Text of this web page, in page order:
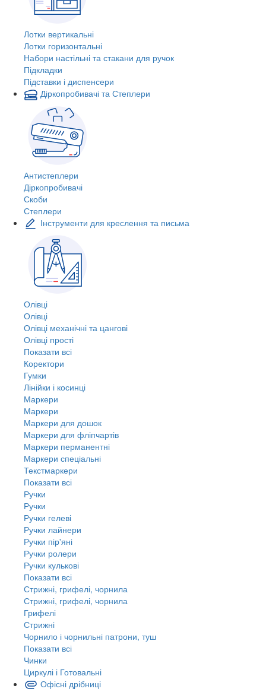
Лотки вертикальні
Лотки горизонтальні
Набори настільні та стакани для ручок
Підкладки
Підставки і диспенсери
Діркопробивачі та Степлери
Антистеплери
Діркопробивачі
Скоби
Степлери
Інструменти для креслення та письма
Олівці
Олівці
Олівці механічні та цангові
Олівці прості
Показати всі
Коректори
Гумки
Лінійки і косинці
Маркери
Маркери
Маркери для дошок
Маркери для фліпчартів
Маркери перманентні
Маркери спеціальні
Текстмаркери
Показати всі
Ручки
Ручки
Ручки гелеві
Ручки лайнери
Ручки пір'яні
Ручки ролери
Ручки кулькові
Показати всі
Стрижні, грифелі, чорнила
Стрижні, грифелі, чорнила
Грифелі
Стрижні
Чорнило і чорнильні патрони, туш
Показати всі
Чинки
Циркулі і Готовальні
Офісні дрібниці